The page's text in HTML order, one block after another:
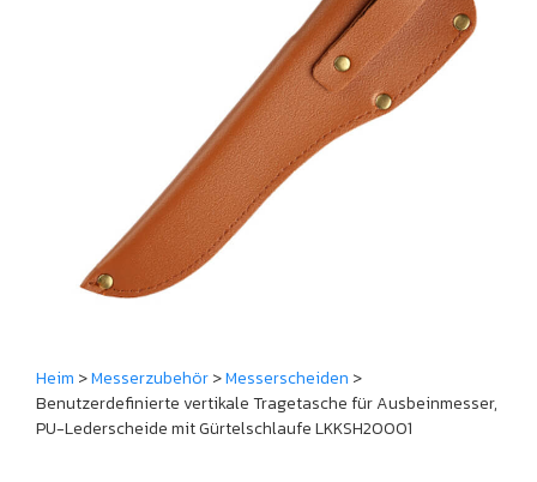
Heim >Messerzubehör>Messerscheiden >
Benutzerdefinierte vertikale Tragetasche für Ausbeinmesser,
PU-Lederscheide mit Gürtelschlaufe LKKSH20001